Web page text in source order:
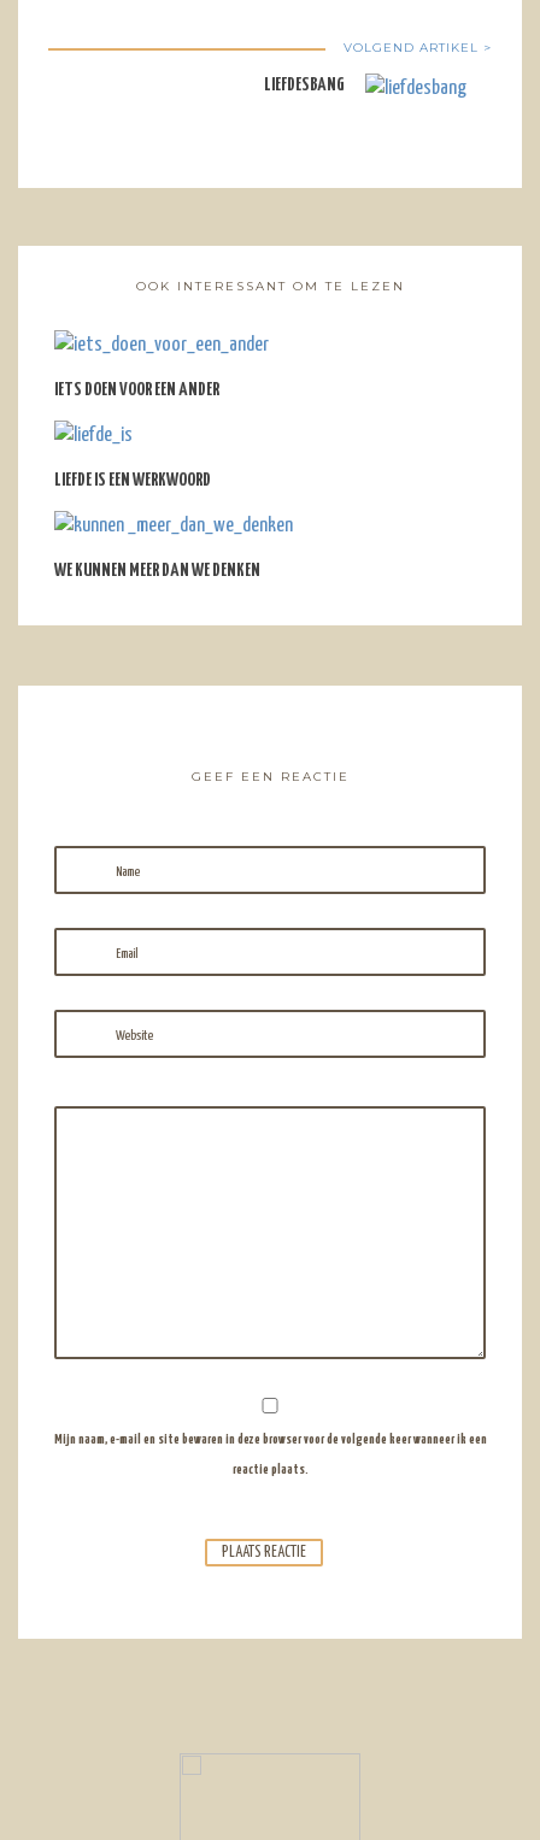
VOLGEND ARTIKEL >
LIEFDESBANG
OOK INTERESSANT OM TE LEZEN
IETS DOEN VOOR EEN ANDER
LIEFDE IS EEN WERKWOORD
WE KUNNEN MEER DAN WE DENKEN
GEEF EEN REACTIE
Name
Email
Website
Mijn naam, e-mail en site bewaren in deze browser voor de volgende keer wanneer ik een
reactie plaats.